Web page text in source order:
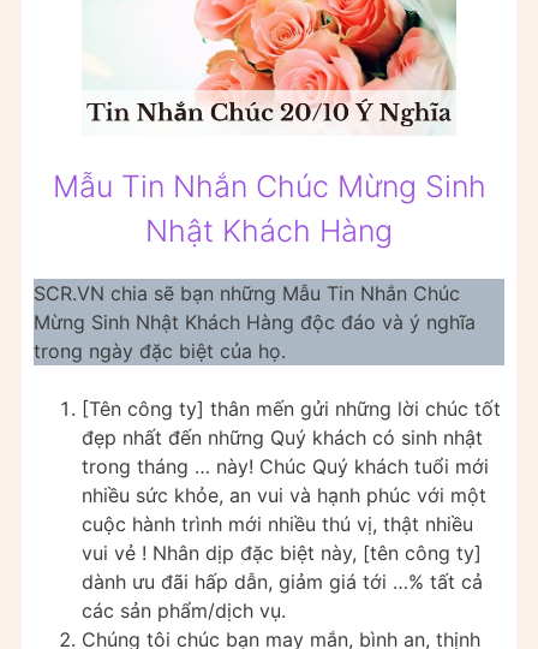
Mẫu Tin Nhắn Chúc Mừng Sinh
Nhật Khách Hàng
SCR.VN chia sẽ bạn những Mẫu Tin Nhắn Chúc
Mừng Sinh Nhật Khách Hàng độc đáo và ý nghĩa
trong ngày đặc biệt của họ.
[Tên công ty] thân mến gửi những lời chúc tốt
đẹp nhất đến những Quý khách có sinh nhật
trong tháng … này! Chúc Quý khách tuổi mới
nhiều sức khỏe, an vui và hạnh phúc với một
cuộc hành trình mới nhiều thú vị, thật nhiều
vui vẻ ! Nhân dịp đặc biệt này, [tên công ty]
dành ưu đãi hấp dẫn, giảm giá tới …% tất cả
các sản phẩm/dịch vụ.
Chúng tôi chúc bạn may mắn, bình an, thịnh